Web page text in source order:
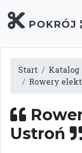
POKRÓJ
Start Katalog
Rowery
Ustroń